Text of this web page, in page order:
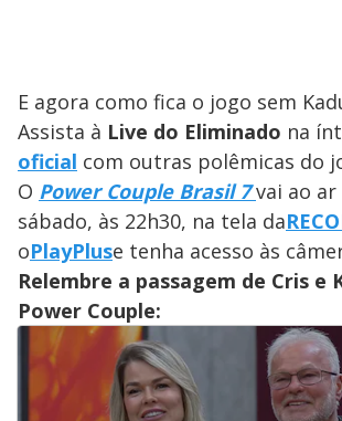
E agora como fica o jogo sem
Assista à Live do Eliminado na
oficial com outras polêmicas do
O Power Couple Brasil 7vai ao ar
sábado, às 22h30, na tela da
oPlayPluse tenha acesso às
Relembre a passagem de Cris e
Power Couple: